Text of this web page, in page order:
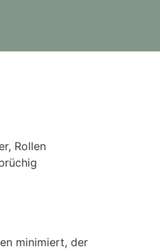
Rollen
minimiert, der